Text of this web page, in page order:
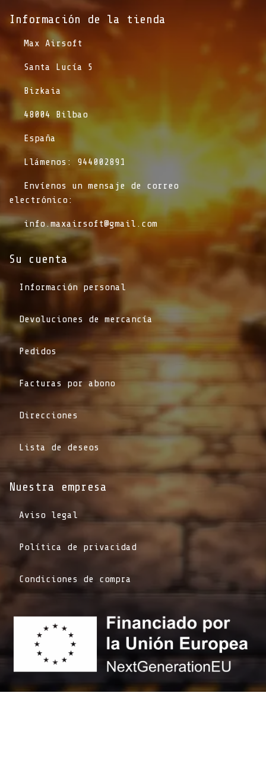
Información de la tienda​
​Max Airsoft
​Santa Lucía 5
​Bizkaia
​48004 Bilbao
​España
​Llámenos: 944002891
​Envíenos un mensaje de correo
electrónico:
info.maxairsoft@gmail.com
Su cuenta
Información personal
Devoluciones de mercancía
Pedidos
Facturas por abono
Direcciones
Lista de deseos
Nuestra empresa
Aviso legal
Política de privacidad
Condiciones de compra